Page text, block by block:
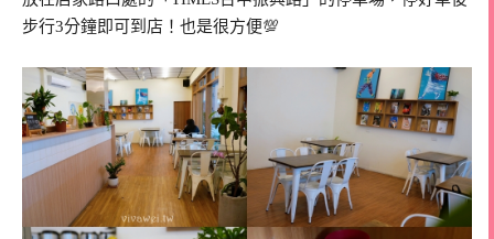
步行3分鐘即可到店！也是很方便💯